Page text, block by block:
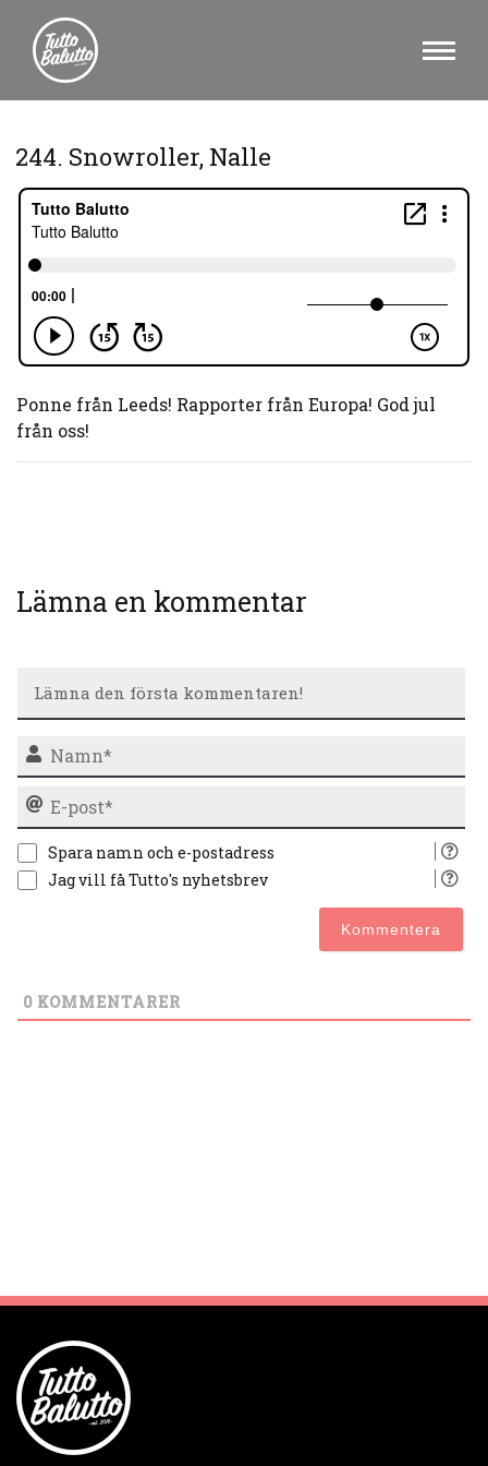
244. Snowroller, Nalle
Ponne från Leeds! Rapporter från Europa! God jul
från oss!
Lämna en kommentar
Spara namn och e-postadress
Jag vill få Tutto's nyhetsbrev
0 KOMMENTARER